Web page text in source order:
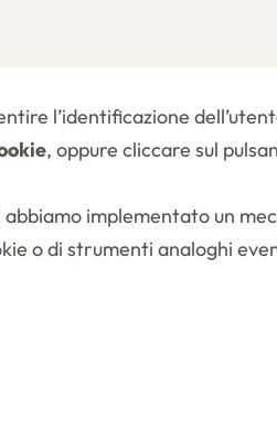
l’identificazione
, oppure cliccare sul
implementato un
o di strumenti analoghi